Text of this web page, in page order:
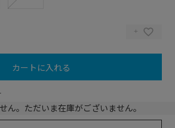
カートに入れる
ん。ただいま在庫がございません。